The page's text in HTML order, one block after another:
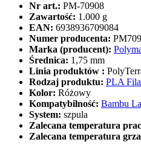
Nr art.: PM-70908
Zawartość: 1.000 g
EAN: 6938936709084
Numer producenta:
Marka (producent):
Średnica: 1,75 mm
Linia produktów :
Rodzaj produktu: PLA
Kolor: Różowy
Kompatybilność: Bambu
System: szpula
Zalecana temperatura
Zalecana temperatura